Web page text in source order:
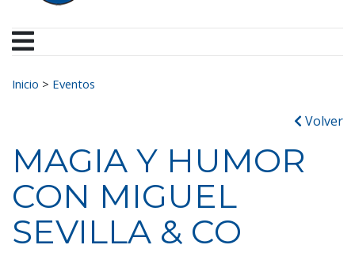
Buscar:
Inicio > Eventos
Volver
MAGIA Y HUMOR
CON MIGUEL
SEVILLA & CO